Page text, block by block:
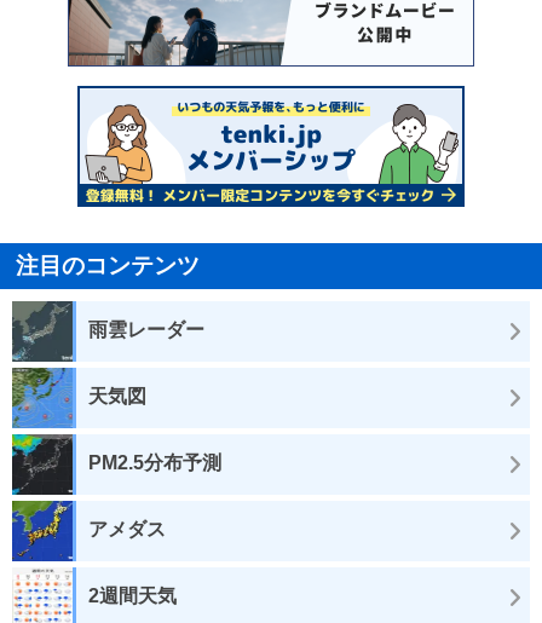
注目のコンテンツ
雨雲レーダー
天気図
PM2.5分布予測
アメダス
2週間天気